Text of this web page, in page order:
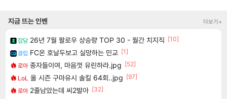
지금 뜨는 인벤 더보기+
잡담 26년 7월 팔로우 상승량 TOP 30 - 월간 치지직 [10]
클립 FC온 호날두보고 실망하는 민교 [1]
로아 종자들이여, 마음껏 유린하라.jpg [52]
LoL 올 시즌 구마유시 솔킬 64회..jpg [97]
로아 2줄남았는데 씨2발아 [32]